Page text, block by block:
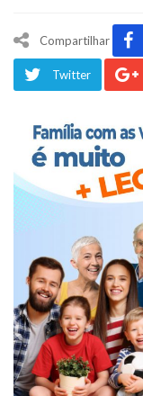
Compartilhar
Twitter